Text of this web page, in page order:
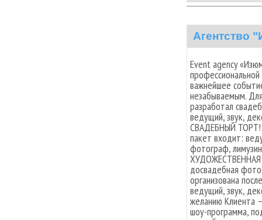
Агентство
Event agency
важнейшее
незабываемым.
разработал
ведущий, звук,
СВАДЕБНЫЙ ТОРТ!
пакет входит:
фотограф,
ХУДОЖЕСТВЕННАЯ
досвадебная
организована
ведущий, звук,
желанию Клиента
шоу-программа,